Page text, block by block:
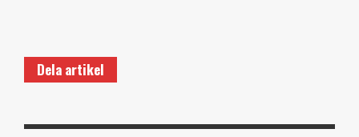
Dela artikel